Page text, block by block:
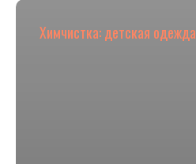
Химчистка: детская одежда